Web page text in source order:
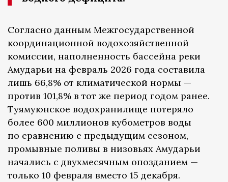
Согласно данным Межгосударственной
координационной водохозяйственной
комиссии, наполненность бассейна реки
Амударьи на февраль 2026 года составила
лишь 66,8% от климатической нормы —
против 101,8% в тот же период годом ранее.
Туямуюнское водохранилище потеряло
более 600 миллионов кубометров воды
по сравнению с предыдущим сезоном,
промывные поливы в низовьях Амударьи
начались с двухмесячным опозданием —
только 10 февраля вместо 15 декабря.